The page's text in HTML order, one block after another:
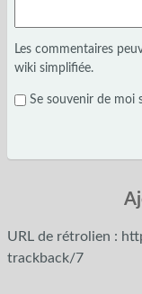
Les commentaires
wiki simplifiée.
Se souvenir de moi
URL de rétrolien :
trackback/7